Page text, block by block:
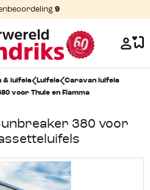
9
& luifels Luifels
Caravan luifels
voor Thule en Fiamma
380 voor